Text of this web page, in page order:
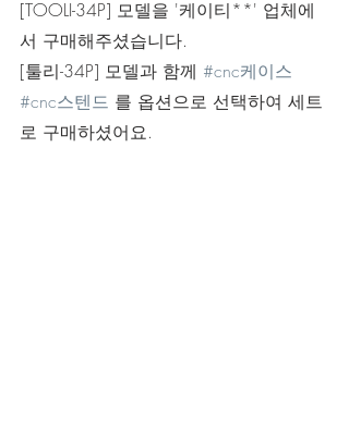
[TOOLI-34P] 모델을 '케이티**' 업체에
서 구매해주셨습니다.
[툴리-34P] 모델과 함께 #cnc케이스
#cnc스텐드 를 옵션으로 선택하여 세트
로 구매하셨어요.